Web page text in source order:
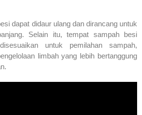
dapat didaur ulang dan dirancang untuk
Selain itu, tempat sampah besi
untuk pemilahan sampah,
limbah yang lebih bertanggung